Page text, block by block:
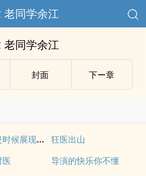
老同学余江
老同学余江
封面 下ー章
徒儿，是时候展现真正的实力了！ 狂医出山
医 导演的快乐你不懂